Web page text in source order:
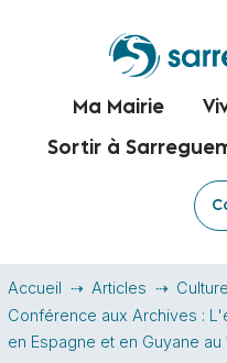
Ma Mairie
Sortir à
Accueil Articles
Conférence aux Archives :
en Espagne et en Guyane au